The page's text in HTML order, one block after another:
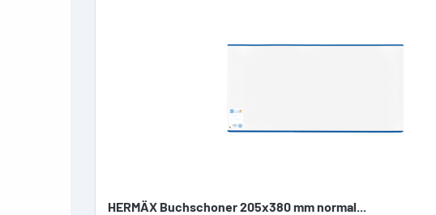
HERMÄX Buchschoner 205x380 mm normal...